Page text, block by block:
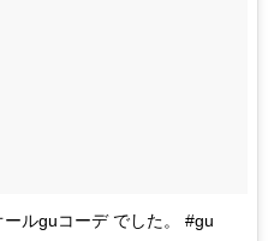
ルguコーデ でした。 #gu